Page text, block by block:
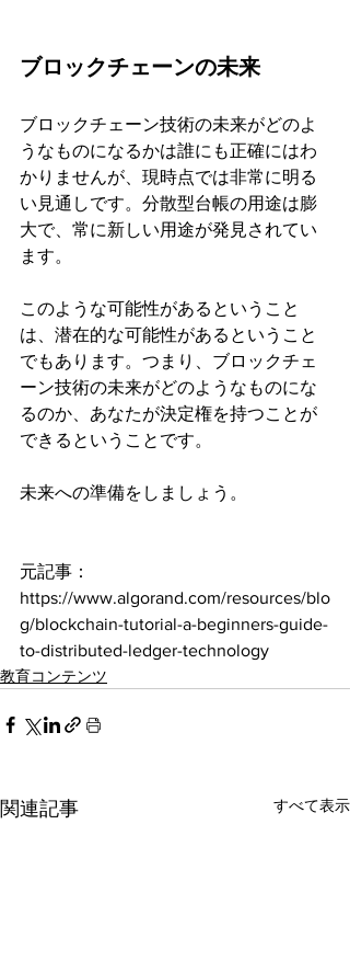
ブロックチェーンの未来
ブロックチェーン技術の未来がどのよ
うなものになるかは誰にも正確にはわ
かりませんが、現時点では非常に明る
い見通しです。分散型台帳の用途は膨
大で、常に新しい用途が発見されてい
ます。
このような可能性があるということ
は、潜在的な可能性があるということ
でもあります。つまり、ブロックチェ
ーン技術の未来がどのようなものにな
るのか、あなたが決定権を持つことが
できるということです。
未来への準備をしましょう。
元記事：
https://www.algorand.com/resources/blo
g/blockchain-tutorial-a-beginners-guide-
to-distributed-ledger-technology
教育コンテンツ
関連記事 すべて表示